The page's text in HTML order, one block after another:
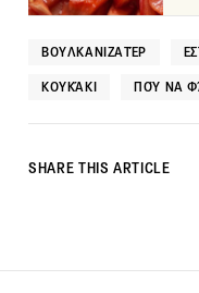
ΒΟΥΛΚΑΝΙΖΑΤΈΡ
ΚΟΥΚΆΚΙ ΠΟΎ ΝΑ
SHARE THIS ARTICLE